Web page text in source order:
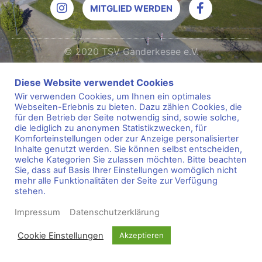
MITGLIED WERDEN
© 2020 TSV Ganderkesee e.V.
Diese Website verwendet Cookies
Wir verwenden Cookies, um Ihnen ein optimales
Webseiten-Erlebnis zu bieten. Dazu zählen Cookies, die
für den Betrieb der Seite notwendig sind, sowie solche,
die lediglich zu anonymen Statistikzwecken, für
Komforteinstellungen oder zur Anzeige personalisierter
Inhalte genutzt werden. Sie können selbst entscheiden,
welche Kategorien Sie zulassen möchten. Bitte beachten
Sie, dass auf Basis Ihrer Einstellungen womöglich nicht
mehr alle Funktionalitäten der Seite zur Verfügung
stehen.
Impressum
Datenschutzerklärung
Cookie Einstellungen Akzeptieren